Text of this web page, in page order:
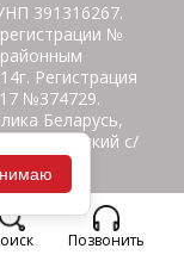
391316267.
№
Регистрация
№374729.
Беларусь,
Бабиничский с/
Позвонить